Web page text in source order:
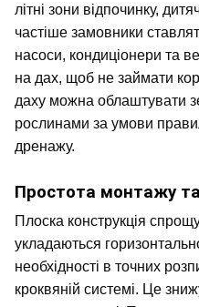
літні зони відпочинку,
частіше замовники
насоси, кондиціонери та
на дах, щоб не займати
даху можна облаштувати
рослинами за умови
дренажу.
Простота монтажу
Плоска конструкція
укладаються
необхідності в точних
кроквяній системі. Це